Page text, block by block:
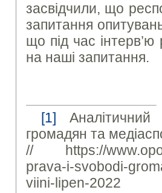
засвідчили, що
запитання
що під час
на наші запитання.
[1]
громадян та
// https://
prava-i-svobodi-
viini-lipen-2022